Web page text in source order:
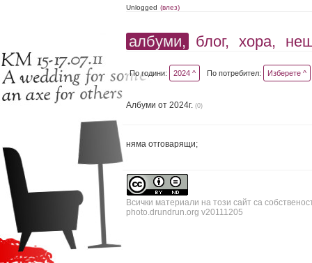
Unlogged (влез)
албуми, блог, хора,
По години: 2024 ^ По потребител: Изберете ^
Албуми от 2024г. (0)
няма отговарящи;
Всички материали на този сайт са
photo.drundrun.org v20111205